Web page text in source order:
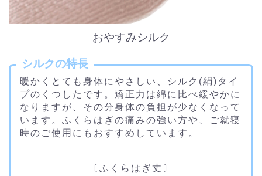
おやすみシルク
シルクの特長
暖かくとても身体にやさしい、シルク(絹)タイ
プのくつしたです。矯正力は綿に比べ緩やかに
なりますが、その分身体の負担が少なくなって
います。ふくらはぎの痛みの強い方や、ご就寝
時のご使用にもおすすめしています。
〔ふくらはぎ丈〕